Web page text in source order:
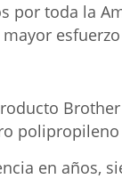
por toda la
en años,